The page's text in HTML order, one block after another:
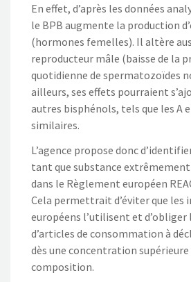
En effet, d’après les données
le BPB augmente la production
(hormones femelles). Il altère
reproducteur mâle (baisse de la
quotidienne de spermatozoïdes
ailleurs, ses effets pourraient
autres bisphénols, tels que les A
similaires.
L’agence propose donc
tant que substance
dans le Règlement européen
Cela permettrait d’éviter que les
européens l’utilisent et
d’articles de consommation à
dès une concentration supérieure
composition.